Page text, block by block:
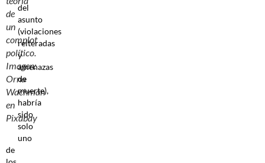
de
un
complot
político.
Imagen:
Orna
Wachman
en
Pixabay
del
asunto
(violaciones
reiteradas
y
amenazas
de
muerte),
habría
sido
solo
uno
de